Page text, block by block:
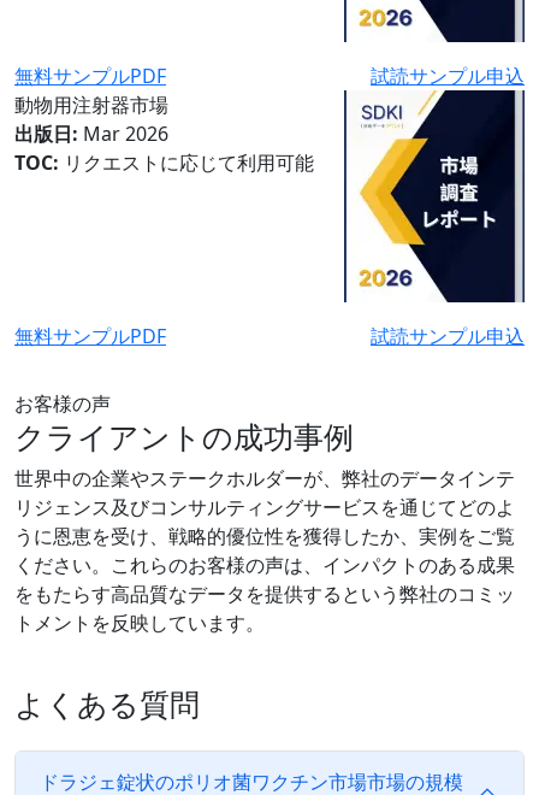
無料サンプルPDF
試読サンプル申込
動物用注射器市場
出版日: Mar 2026
TOC: リクエストに応じて利用可能
無料サンプルPDF 試読サンプル申込
お客様の声
クライアントの成功事例
世界中の企業やステークホルダーが、弊社のデータインテ
リジェンス及びコンサルティングサービスを通じてどのよ
うに恩恵を受け、戦略的優位性を獲得したか、実例をご覧
ください。これらのお客様の声は、インパクトのある成果
をもたらす高品質なデータを提供するという弊社のコミッ
トメントを反映しています。
よくある質問
ドラジェ錠状のポリオ菌ワクチン市場市場の規模